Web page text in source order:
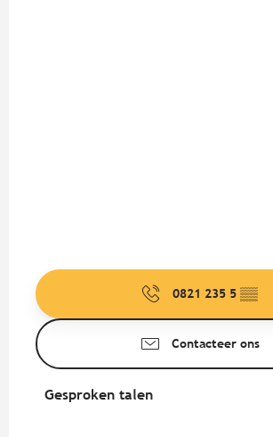
0821 235 5 ▒▒
Contacteer ons
Gesproken talen
Gesproken talen